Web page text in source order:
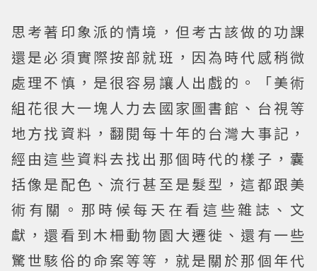
思考著印象派的情境，但考古該做的功課
還是必須實際按部就班，因為時代感稍微
處理不慎，是很容易讓人出戲的。「美術
組花很大一塊人力去國家圖書館、台視等
地方找資料，翻閱每十年的台灣大事記，
經由這些資料去找出那個時代的樣子，囊
括像是配色、流行甚至是髮型，這都跟美
術有關。那時候每天在看這些雜誌、文
獻，還看到木柵動物園大遷徙、還有一些
驚世駭俗的命案等等，就是關於那個年代